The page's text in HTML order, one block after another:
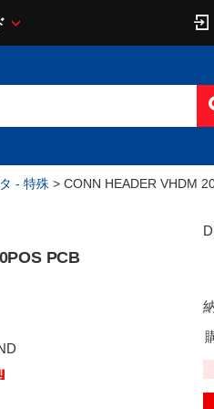
- 特殊 > CONN HEADER VHDM
PCB